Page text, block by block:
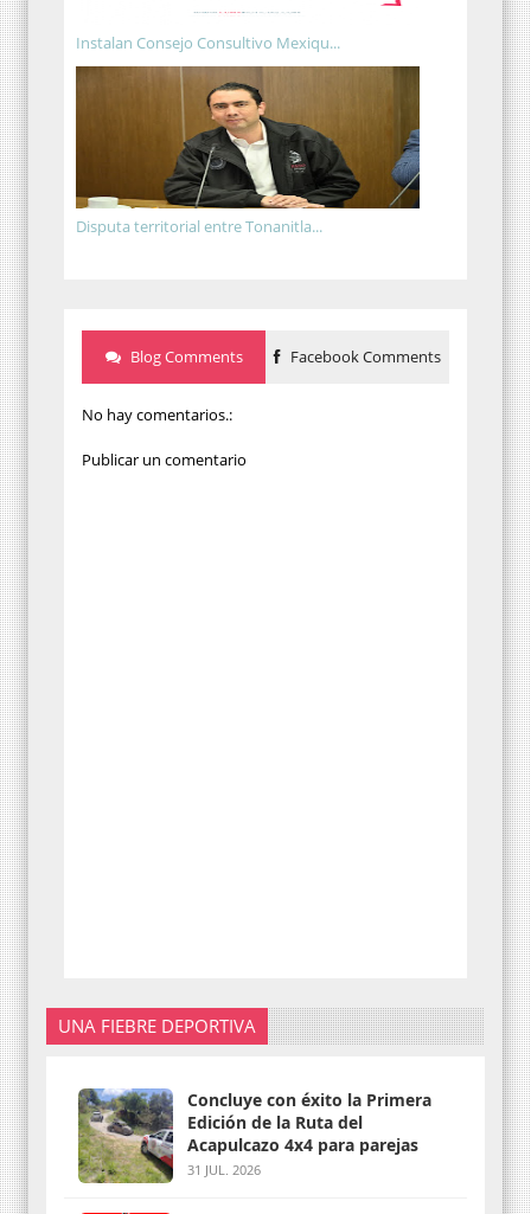
Instalan Consejo Consultivo Mexiqu...
Disputa territorial entre Tonanitla...
Blog Comments Facebook Comments
No hay comentarios.:
Publicar un comentario
UNA FIEBRE DEPORTIVA
Concluye con éxito la Primera
Edición de la Ruta del
Acapulcazo 4x4 para parejas
31 JUL. 2026